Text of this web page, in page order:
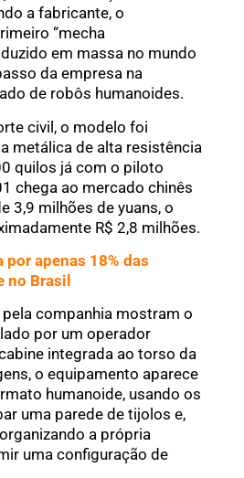
a fabricante, o
“mecha
em massa no mundo
da empresa na
de robôs humanoides.
civil, o modelo foi
metálica de alta resistência
quilos já com o piloto
chega ao mercado chinês
3,9 milhões de yuans, o
R$ 2,8 milhões.
por apenas 18% das
no Brasil
companhia mostram o
por um operador
integrada ao torso da
o equipamento aparece
humanoide, usando os
uma parede de tijolos e,
a própria
uma configuração de